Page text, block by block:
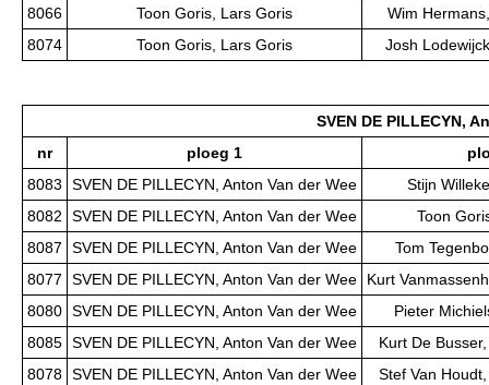
8066
Toon Goris, Lars Goris
Wim
8074
Toon Goris, Lars Goris Josh
SVEN DE PILLECYN,
nr
ploeg 1
8083
SVEN DE PILLECYN, Anton Van der Wee
Stijn
8082
SVEN DE PILLECYN, Anton Van der Wee
Toon
8087
SVEN DE PILLECYN, Anton Van der Wee
Tom
8077
SVEN DE PILLECYN, Anton Van der Wee
Kurt
8080 SVEN DE PILLECYN, Anton Van der Wee
Pieter
8085 SVEN DE PILLECYN, Anton Van der Wee
Kurt De
8078 SVEN DE PILLECYN, Anton Van der Wee
Stef Van